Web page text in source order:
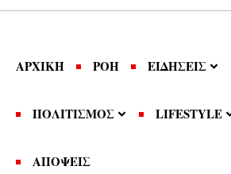
ΑΡΧΙΚΗ ΡΟΗ ΕΙΔΗΣΕΙΣ
ΠΟΛΙΤΙΣΜΟΣ LIFESTYLE
ΑΠΟΨΕΙΣ